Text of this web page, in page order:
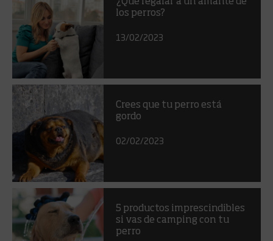
¿Qué regalar a un amante de
los perros?
13/02/2023
Crees que tu perro está
gordo
02/02/2023
5 productos imprescindibles
si vas de camping con tu
perro